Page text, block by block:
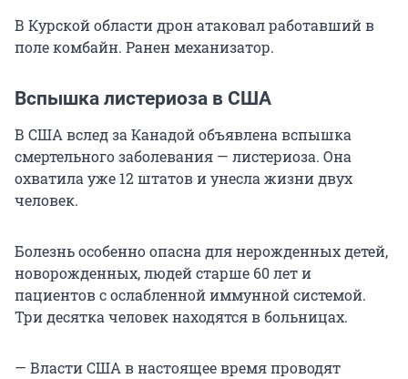
В Курской области дрон атаковал работавший в
поле комбайн. Ранен механизатор.
Вспышка листериоза в США
В США вслед за Канадой объявлена вспышка
смертельного заболевания — листериоза. Она
охватила уже 12 штатов и унесла жизни двух
человек.
Болезнь особенно опасна для нерожденных детей,
новорожденных, людей старше 60 лет и
пациентов с ослабленной иммунной системой.
Три десятка человек находятся в больницах.
— Власти США в настоящее время проводят